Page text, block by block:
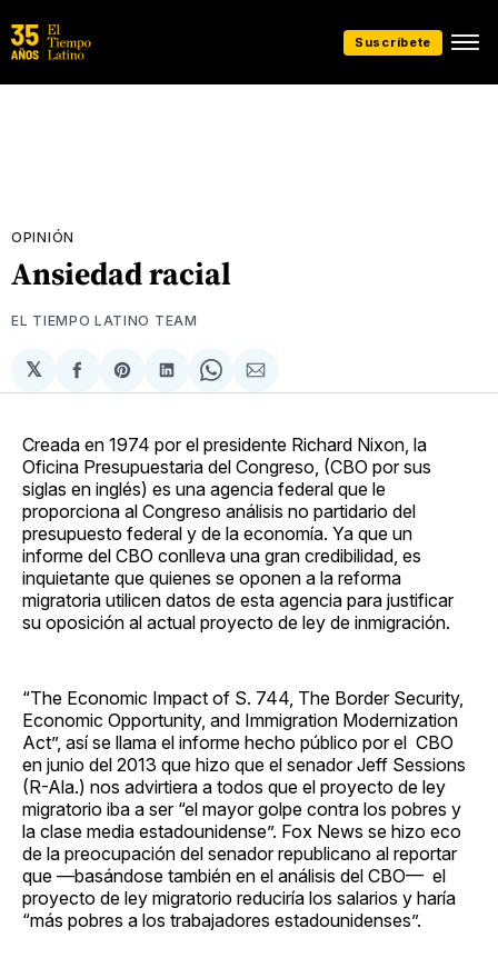
Suscríbete
OPINIÓN
Ansiedad racial
EL TIEMPO LATINO TEAM
𝕏
Compartir
en
Share
on
Compartir
en
Share
on
Compartir
via
Creada en 1974 por el presidente Richard Nixon, la
Oficina Presupuestaria del Congreso, (CBO por sus
siglas en inglés) es una agencia federal que le
proporciona al Congreso análisis no partidario del
presupuesto federal y de la economía. Ya que un
informe del CBO conlleva una gran credibilidad, es
inquietante que quienes se oponen a la reforma
migratoria utilicen datos de esta agencia para justificar
su oposición al actual proyecto de ley de inmigración.
“The Economic Impact of S. 744, The Border Security,
Economic Opportunity, and Immigration Modernization
Act”, así se llama el informe hecho público por el CBO
en junio del 2013 que hizo que el senador Jeff Sessions
(R-Ala.) nos advirtiera a todos que el proyecto de ley
migratorio iba a ser “el mayor golpe contra los pobres y
la clase media estadounidense”. Fox News se hizo eco
de la preocupación del senador republicano al reportar
que —basándose también en el análisis del CBO— el
proyecto de ley migratorio reduciría los salarios y haría
“más pobres a los trabajadores estadounidenses”.